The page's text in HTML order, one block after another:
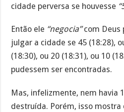
cidade perversa se houvesse
Então ele “negocia”com Deus
julgar a cidade se 45 (18:28),
(18:30), ou 20 (18:31), ou 10
pudessem ser encontradas.
Mas, infelizmente, nem havia
destruída. Porém, isso